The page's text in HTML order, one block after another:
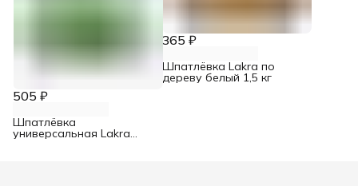
505 ₽
Шпатлёвка
универсальная Lakra
365 ₽
Шпатлёвка Lakra по
дереву белый 1,5 кг